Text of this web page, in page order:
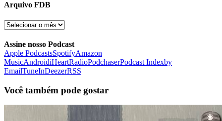
Arquivo FDB
Arquivo
Assine nosso Podcast
Apple PodcastsSpotifyAmazon
MusicAndroidiHeartRadioPodchaserPodcast Indexby
EmailTuneInDeezerRSS
Você também pode gostar